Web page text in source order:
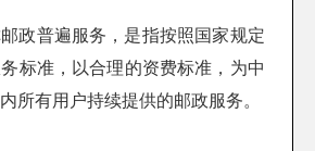
政普遍服务，是指按照国家规定
标准，以合理的资费标准，为中
所有用户持续提供的邮政服务。